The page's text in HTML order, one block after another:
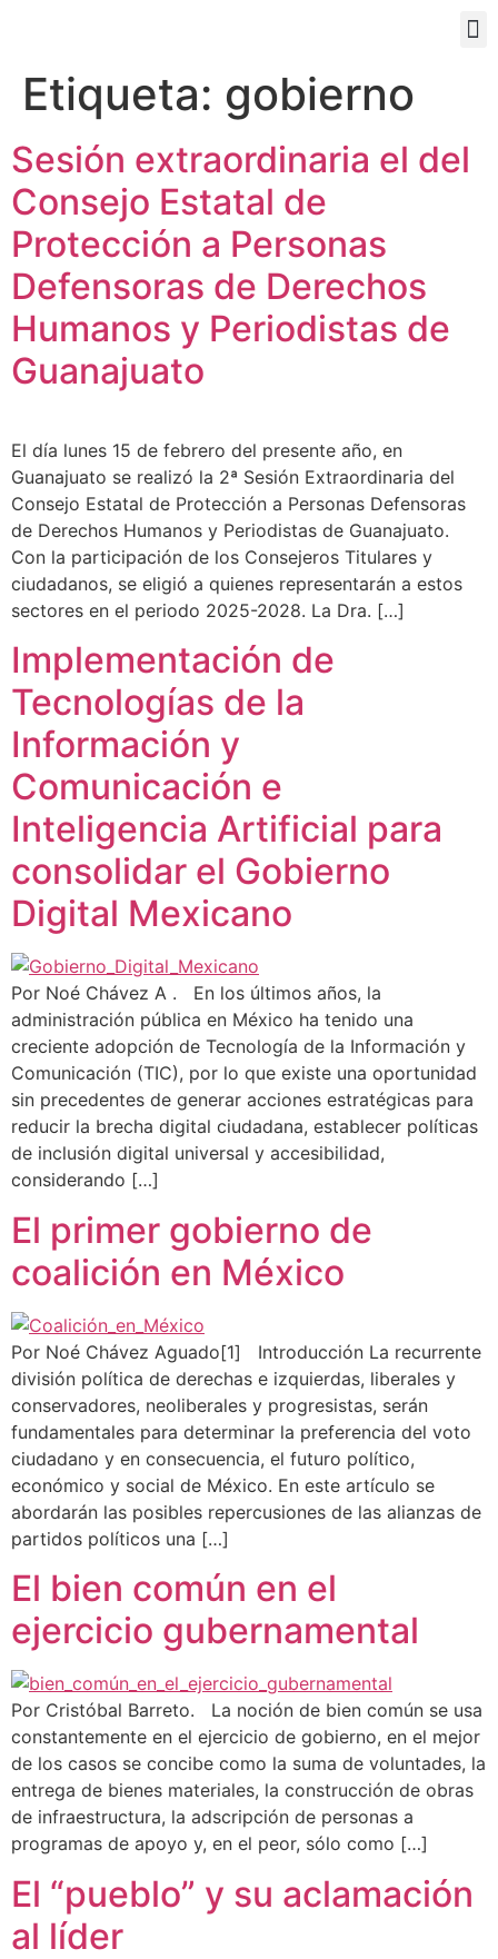
Etiqueta: gobierno
Sesión extraordinaria el del
Consejo Estatal de
Protección a Personas
Defensoras de Derechos
Humanos y Periodistas de
Guanajuato
El día lunes 15 de febrero del presente año, en
Guanajuato se realizó la 2ª Sesión Extraordinaria del
Consejo Estatal de Protección a Personas Defensoras
de Derechos Humanos y Periodistas de Guanajuato.
Con la participación de los Consejeros Titulares y
ciudadanos, se eligió a quienes representarán a estos
sectores en el periodo 2025-2028. La Dra. […]
Implementación de
Tecnologías de la
Información y
Comunicación e
Inteligencia Artificial para
consolidar el Gobierno
Digital Mexicano
Por Noé Chávez A . En los últimos años, la
administración pública en México ha tenido una
creciente adopción de Tecnología de la Información y
Comunicación (TIC), por lo que existe una oportunidad
sin precedentes de generar acciones estratégicas para
reducir la brecha digital ciudadana, establecer políticas
de inclusión digital universal y accesibilidad,
considerando […]
El primer gobierno de
coalición en México
Por Noé Chávez Aguado[1] Introducción La recurrente
división política de derechas e izquierdas, liberales y
conservadores, neoliberales y progresistas, serán
fundamentales para determinar la preferencia del voto
ciudadano y en consecuencia, el futuro político,
económico y social de México. En este artículo se
abordarán las posibles repercusiones de las alianzas de
partidos políticos una […]
El bien común en el
ejercicio gubernamental
Por Cristóbal Barreto. La noción de bien común se usa
constantemente en el ejercicio de gobierno, en el mejor
de los casos se concibe como la suma de voluntades, la
entrega de bienes materiales, la construcción de obras
de infraestructura, la adscripción de personas a
programas de apoyo y, en el peor, sólo como […]
El “pueblo” y su aclamación
al líder